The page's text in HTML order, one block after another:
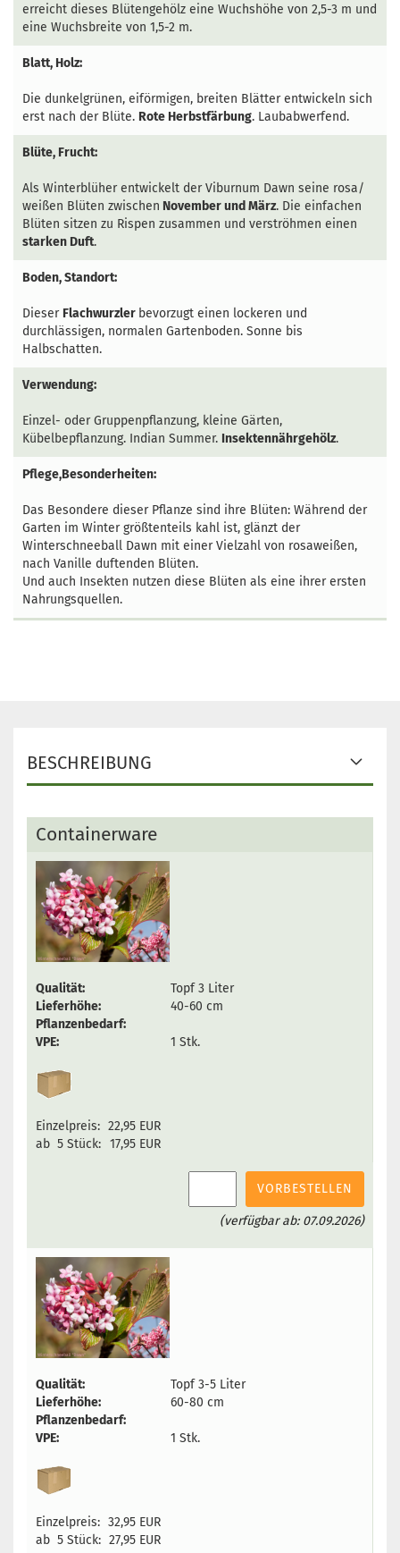
erreicht dieses Blütengehölz eine Wuchshöhe von 2,5-3 m und
eine Wuchsbreite von 1,5-2 m.
Blatt, Holz:
Die dunkelgrünen, eiförmigen, breiten Blätter entwickeln sich
erst nach der Blüte. Rote Herbstfärbung. Laubabwerfend.
Blüte, Frucht:
Als Winterblüher entwickelt der Viburnum Dawn seine rosa/
weißen Blüten zwischen November und März. Die einfachen
Blüten sitzen zu Rispen zusammen und verströhmen einen
starken Duft.
Boden, Standort:
Dieser Flachwurzler bevorzugt einen lockeren und
durchlässigen, normalen Gartenboden. Sonne bis
Halbschatten.
Verwendung:
Einzel- oder Gruppenpflanzung, kleine Gärten,
Kübelbepflanzung. Indian Summer. Insektennährgehölz.
Pflege,Besonderheiten:
Das Besondere dieser Pflanze sind ihre Blüten: Während der
Garten im Winter größtenteils kahl ist, glänzt der
Winterschneeball Dawn mit einer Vielzahl von rosaweißen,
nach Vanille duftenden Blüten.
Und auch Insekten nutzen diese Blüten als eine ihrer ersten
Nahrungsquellen.
BESCHREIBUNG
Containerware
Qualität:
Topf 3 Liter
Lieferhöhe:
40-60 cm
Pflanzenbedarf:
VPE:
1 Stk.
Einzelpreis: 22,95 EUR
ab 5 Stück: 17,95 EUR
VORBESTELLEN
(verfügbar ab: 07.09.2026)
Qualität:
Topf 3-5 Liter
Lieferhöhe:
60-80 cm
Pflanzenbedarf:
VPE:
1 Stk.
Einzelpreis: 32,95 EUR
ab 5 Stück: 27,95 EUR